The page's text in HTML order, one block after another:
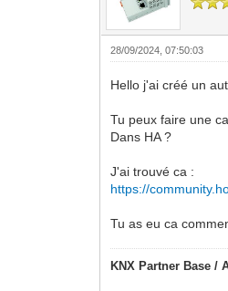
28/09/2024, 07:50:03
Hello j'ai créé un
Tu peux faire une
Dans HA ?
J'ai trouvé ca :
https://
Tu as eu ca
KNX Partner Base /